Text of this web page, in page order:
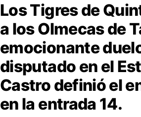
Los Tigres de
a los Olmecas de
emocionante
disputado en el
Castro definió el
en la entrada 14.